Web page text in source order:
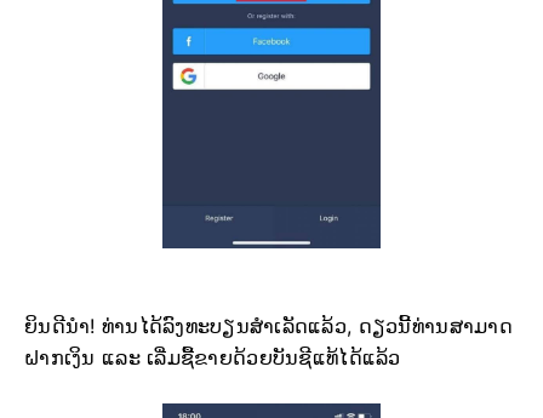
ຍິນດີນຳ! ທ່ານໄດ້ລົງທະບຽນສຳເລັດແລ້ວ, ດຽວນີ້ທ່ານສາມາດ
ຝາກເງິນ ແລະ ເລີ່ມຊື້ຂາຍດ້ວຍບັນຊີແທ້ໄດ້ແລ້ວ